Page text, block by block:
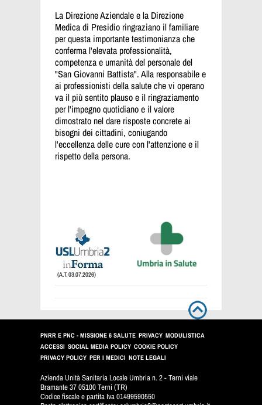
La Direzione Aziendale e la Direzione
Medica di Presidio ringraziano il familiare
per questa importante testimonianza che
conferma l'elevata professionalità,
competenza e umanità del personale del
"San Giovanni Battista". Alla responsabile e
ai professionisti della salute che vi operano
va il più sentito plauso e il ringraziamento
per l'impegno quotidiano e il valore
dimostrato nel dare risposte concrete ai
bisogni dei cittadini, coniugando
l'eccellenza delle cure con l'attenzione e il
rispetto della persona.
(A.T. 03.07.2026)
PNRR E PNC - MISSIONE 6 SALUTE PRIVACY MODULISTICA
ACCESSI SOCIAL MEDIA POLICY COOKIE POLICY
PRIVACY POLICY PER I MEDICI NOTE LEGALI
Azienda Unità Sanitaria Locale Umbria n. 2 - Terni viale
Bramante 37 05100 Terni (TR)
Codice fiscale e partita Iva 01499590550